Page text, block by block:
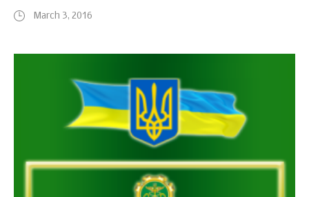
March 3, 2016